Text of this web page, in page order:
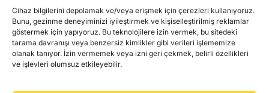
Cihaz bilgilerini depolamak ve/veya erişmek için çerezleri kullanıyoruz.
Bunu, gezinme deneyiminizi iyileştirmek ve kişiselleştirilmiş reklamlar
göstermek için yapıyoruz. Bu teknolojilere izin vermek, bu sitedeki
tarama davranışı veya benzersiz kimlikler gibi verileri işlememize
olanak tanıyor. İzin vermemek veya izni geri çekmek, belirli özellikleri
ve işlevleri olumsuz etkileyebilir.
Gaming Coinleri
RWA Coinleri
DeFi Coinleri
DePIN Coinleri